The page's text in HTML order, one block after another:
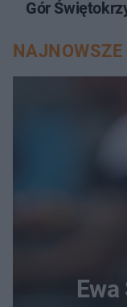
Gór
NAJNOWSZE